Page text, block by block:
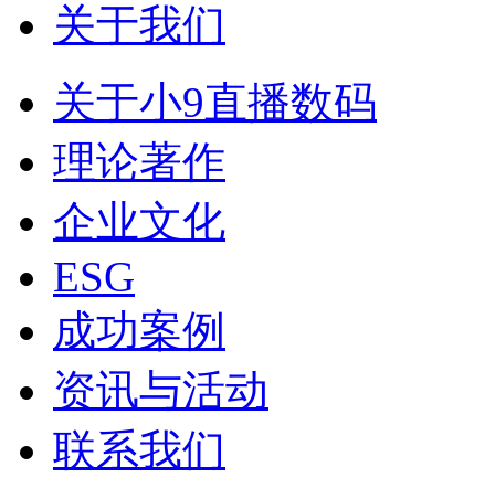
关于我们
关于小9直播数码
理论著作
企业文化
ESG
成功案例
资讯与活动
联系我们